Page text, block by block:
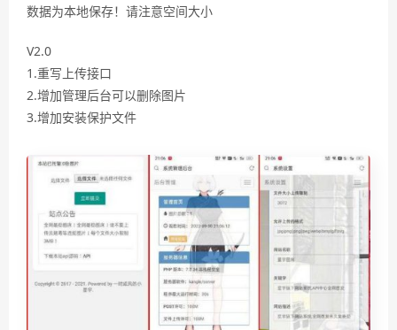
数据为本地保存！请注意空间大小
V2.0
1.重写上传接口
2.增加管理后台可以删除图片
3.增加安装保护文件